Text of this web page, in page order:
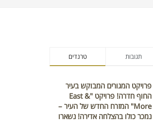
טרנדים תגובות
פרויקט המגורים המבוקש בעיר
החוף חדרה! פרויקט "East &
More" המזרח החדש של העיר –
נמכר כולו בהצלחה אדירה! נשארו